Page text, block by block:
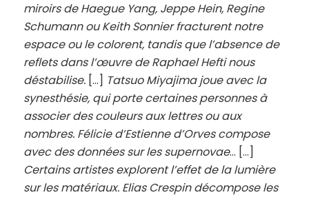
miroirs de Haegue Yang, Jeppe Hein, Regine
Schumann ou Keith Sonnier fracturent notre
espace ou le colorent, tandis que l’absence de
reflets dans l’œuvre de Raphael Hefti nous
déstabilise. […] Tatsuo Miyajima joue avec la
synesthésie, qui porte certaines personnes à
associer des couleurs aux lettres ou aux
nombres. Félicie d’Estienne d’Orves compose
avec des données sur les supernovae… […]
Certains artistes explorent l’effet de la lumière
sur les matériaux. Elias Crespin décompose les